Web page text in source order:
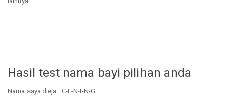
Hasil test nama bayi pilihan anda
Nama saya dieja.. C-E-N-I-N-G